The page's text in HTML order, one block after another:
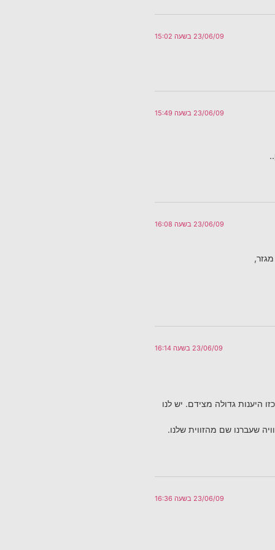
23/06/09 בשעה 15:02
23/06/09 בשעה 15:49
23/06/09 בשעה 16:08
23/06/09 בשעה 16:14
היענות גדולה מצידם. יש לנו
שעברנו שם מהזווית שלנו.
23/06/09 בשעה 16:36